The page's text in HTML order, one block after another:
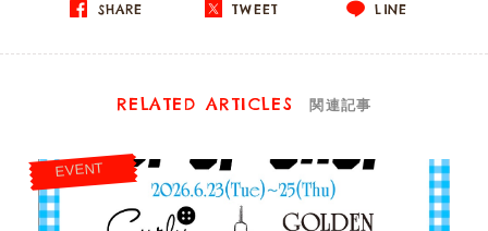
SHARE TWEET LINE
RELATED ARTICLES 関連記事
EVENT